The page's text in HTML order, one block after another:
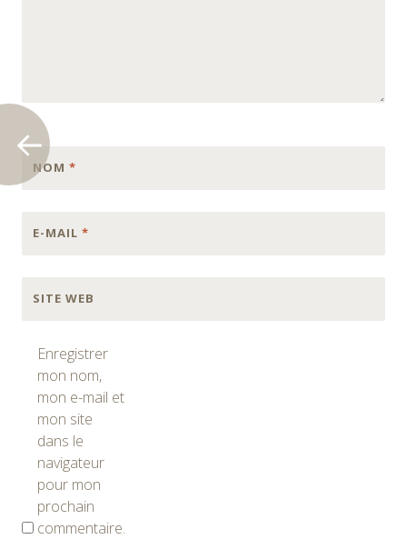
NOM *
E-MAIL *
SITE WEB
Enregistrer
mon nom,
mon e-mail et
mon site
dans le
navigateur
pour mon
prochain
commentaire.